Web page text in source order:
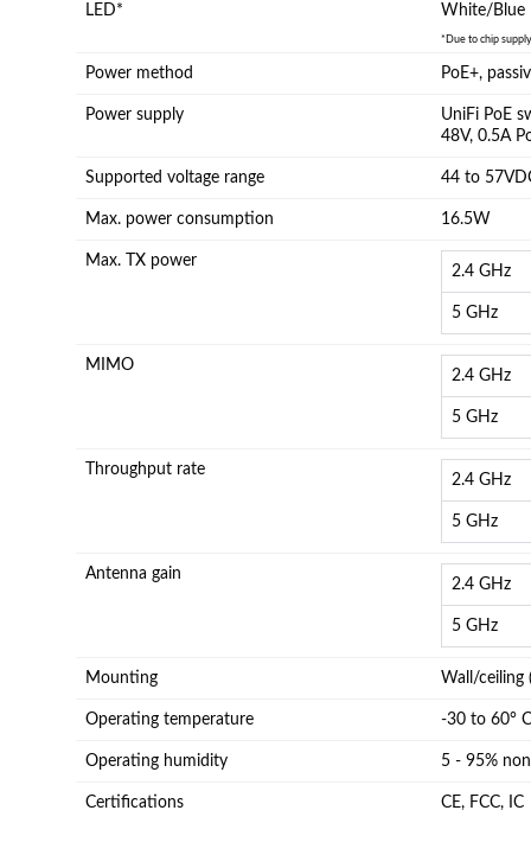
LED* White/Blue
*Due to chip
Power method PoE+,
Power supply
UniFi PoE
48V, 0.5A
Supported voltage range 44 to
Max. power consumption 16.5W
Max. TX power
2.4 GHz
5 GHz
MIMO
2.4 GHz
5 GHz
Throughput rate
2.4 GHz
5 GHz
Antenna gain
2.4 GHz
5 GHz
Mounting Wall/ceiling
Operating temperature -30 to 60°
Operating humidity 5 - 95%
Certifications CE, FCC, IC